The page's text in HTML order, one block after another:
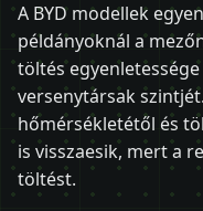
A BYD modellek
példányoknál a
töltés
versenytársak
hőmérsékletétől és
is visszaesik, mert a
töltést.